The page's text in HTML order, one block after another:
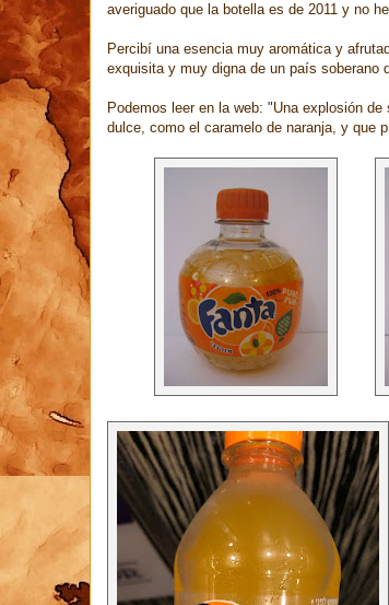
averiguado que la botella es de 2011 y no
Percibí una esencia muy aromática y
exquisita y muy digna de un país soberano
Podemos leer en la web: "Una explosión
dulce, como el caramelo de naranja, y que